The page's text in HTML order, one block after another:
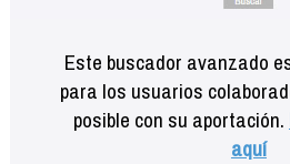
Este buscador avanzado
para los usuarios
posible con su aportación.
aquí